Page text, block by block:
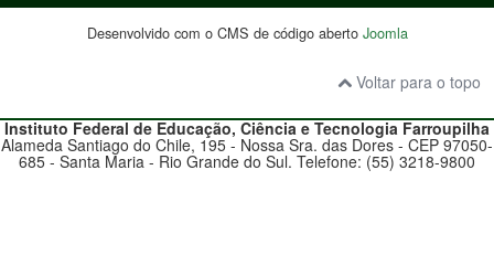
Desenvolvido com o CMS de código aberto Joomla
Voltar para o topo
Instituto Federal de Educação, Ciência e TecnologiaFarroupilha
Alameda Santiago do Chile, 195 - Nossa Sra. das Dores - CEP 97050-
685 - Santa Maria - Rio Grande do Sul. Telefone: (55) 3218-9800